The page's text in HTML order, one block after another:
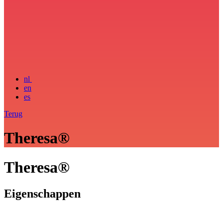
nl
en
es
Terug
Theresa®
Theresa®
Eigenschappen